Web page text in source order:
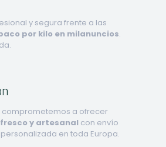
y segura frente a las
por kilo en milanuncios.
comprometemos a ofrecer
y artesanal con envío
en toda Europa.